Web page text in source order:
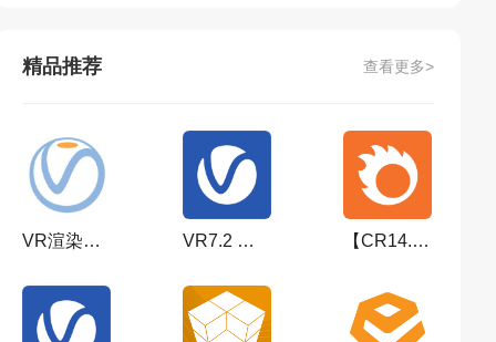
精品推荐 查看更多>
VR渲染器：VRay 6.10.06 for 3dmax 2019-2024(附安装教程)中文破解版 VR7.2 渲染器VRay7.2002 For max 2026 官方中/英文版 下载 【CR14.12渲染器】官方正式版Corona 14 Update 1 Hotfix 2